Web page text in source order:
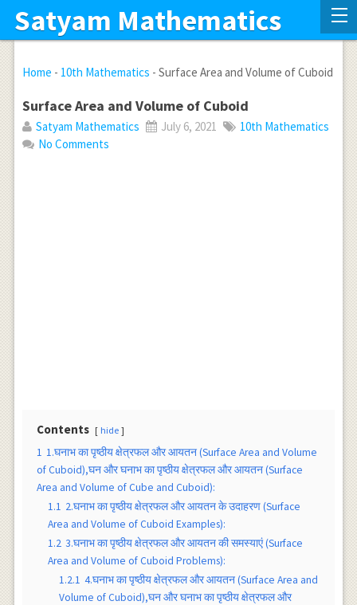
Satyam Mathematics
Home - 10th Mathematics - Surface Area and Volume of Cuboid
Surface Area and Volume of Cuboid
Satyam Mathematics July 6, 2021
10th Mathematics
No Comments
Contents hide
1 1.घनाभ का पृष्ठीय क्षेत्रफल और आयतन (Surface Area and Volume
of Cuboid),घन और घनाभ का पृष्ठीय क्षेत्रफल और आयतन (Surface
Area and Volume of Cube and Cuboid):
1.1 2.घनाभ का पृष्ठीय क्षेत्रफल और आयतन के उदाहरण (Surface
Area and Volume of Cuboid Examples):
1.2 3.घनाभ का पृष्ठीय क्षेत्रफल और आयतन की समस्याएं (Surface
Area and Volume of Cuboid Problems):
1.2.1 4.घनाभ का पृष्ठीय क्षेत्रफल और आयतन (Surface Area and
Volume of Cuboid),घन और घनाभ का पृष्ठीय क्षेत्रफल और